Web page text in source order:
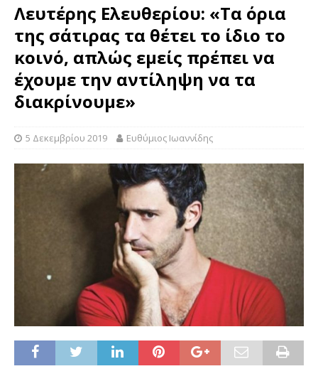
Λευτέρης Ελευθερίου: «Τα όρια
της σάτιρας τα θέτει το ίδιο το
κοινό, απλώς εμείς πρέπει να
έχουμε την αντίληψη να τα
διακρίνουμε»
5 Δεκεμβρίου 2019 Ευθύμιος Ιωαννίδης